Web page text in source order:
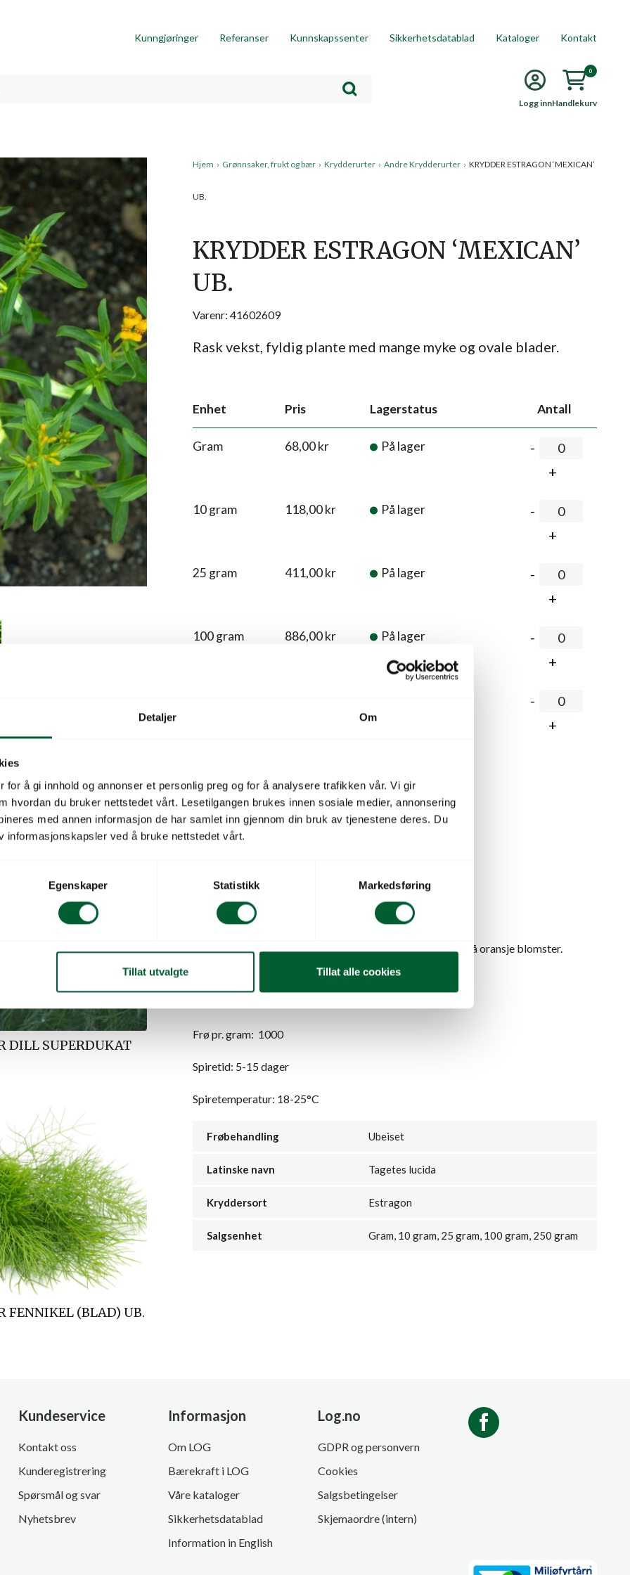
Detaljer Om
for å gi innhold og annonser et personlig preg og for å analysere trafikken vår. Vi gir
hvordan du bruker nettstedet vårt. Lesetilgangen brukes innen sosiale medier, annonsering
med annen informasjon de har samlet inn gjennom din bruk av tjenestene deres. Du
informasjonskapsler ved å bruke nettstedet vårt.
Egenskaper Statistikk Markedsføring
Tillat utvalgte Tillat alle cookies
Kunngjøringer Referanser Kunnskapssenter Sikkerhetsdatablad Kataloger Kontakt
Logg innHandlekurv
0
DILL SUPERDUKAT
FENNIKEL (BLAD) UB.
Hjem › Grønnsaker, frukt og bær › Krydderurter › Andre Krydderurter › KRYDDER ESTRAGON ‘MEXICAN’
UB.
KRYDDER ESTRAGON ‘MEXICAN’
UB.
Varenr: 41602609
Rask vekst, fyldig plante med mange myke og ovale blader.
Enhet Pris Lagerstatus Antall
Gram 68,00kr På lager
10 gram 118,00kr På lager
25 gram 411,00kr På lager
100 gram 886,00kr På lager
Legg i handlekurven
Beskrivelse
Rask vekst, fyldig plante med mange avlange blader og små oransje blomster.
Lakrisaktig smak og duft. Buskete og opprett vekst.
Frø pr. gram: 1000
Spiretid: 5-15 dager
Spiretemperatur: 18-25°C
Frøbehandling Ubeiset
Latinske navn Tagetes lucida
Kryddersort Estragon
Salgsenhet Gram, 10 gram, 25 gram, 100 gram, 250 gram
Kundeservice
Kontakt oss
Kunderegistrering
Spørsmål og svar
Nyhetsbrev
Informasjon
Om LOG
Bærekraft i LOG
Våre kataloger
Sikkerhetsdatablad
Information in English
Log.no
GDPR og personvern
Cookies
Salgsbetingelser
Skjemaordre (intern)